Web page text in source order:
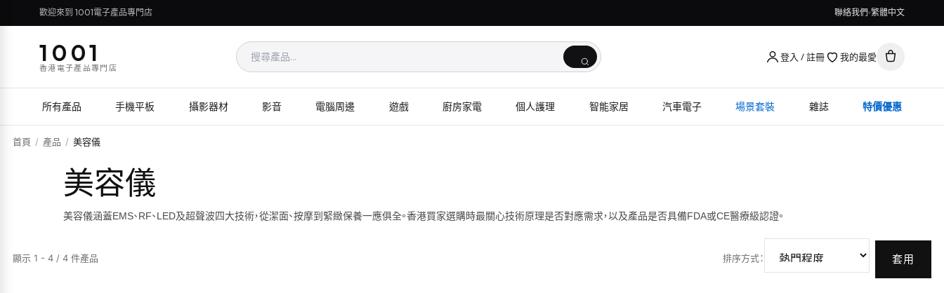
歡迎來到 1001電子產品專門店 聯絡我們 繁體中文
1001
香港電子產品專門店
登入 / 註冊 我的最愛
所有產品 手機平板 攝影器材 影音 電腦周邊 遊戲 廚房家電 個人護理 智能家居 汽車電子 場景套裝 雜誌 特價優惠
首頁 / 產品 / 美容儀
美容儀
美容儀涵蓋EMS、RF、LED及超聲波四大技術，從潔面、按摩到緊緻保養一應俱全。香港買家選購時最關心技術原理是否對應需求，以及產品是否具備FDA或CE醫療級認證。
顯示 1 - 4 / 4 件產品 排序方式： 套用